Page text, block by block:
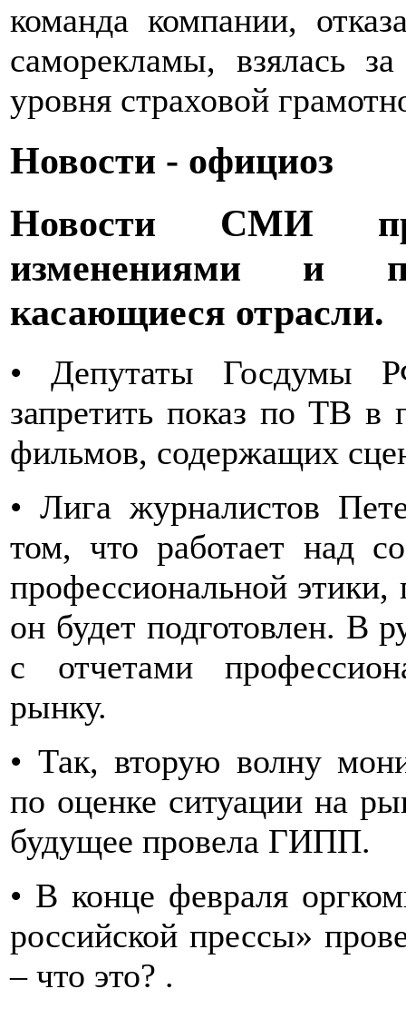
команда компании,
саморекламы, взялась
уровня страховой
Новости - официоз
Новости СМИ
изменениями и
касающиеся отрасли.
• Депутаты Госдумы
запретить показ по ТВ в
фильмов, содержащих
• Лига журналистов
том, что работает над
профессиональной этики,
он будет подготовлен. В
с отчетами
рынку.
• Так, вторую волну
по оценке ситуации на
будущее провела ГИПП.
• В конце февраля
российской прессы»
– что это? .